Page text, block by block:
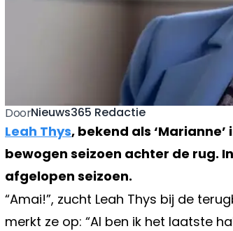
DoorNieuws365 Redactie
Leah Thys, bekend als
bewogen seizoen achter de rug.
afgelopen seizoen.
“Amai!”, zucht Leah Thys bij de
merkt ze op: “Al ben ik het laatste